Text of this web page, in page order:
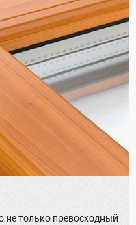
не только превосходный